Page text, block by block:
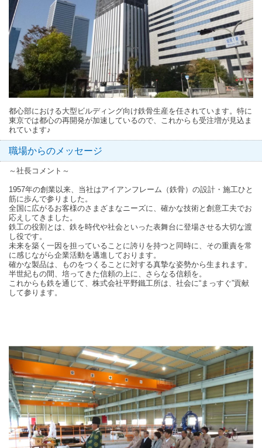
都心部における大型ビルディング向け鉄骨生産を任されています。特に
東京では都心の再開発が加速しているので、これからも受注増が見込ま
れています♪
職場からのメッセージ
～社長コメント～
1957年の創業以来、当社はアイアンフレーム（鉄骨）の設計・施工ひと
筋に歩んで参りました。
全国に広がるお客様のさまざまなニーズに、確かな技術と創意工夫でお
応えしてきました。
鉄工の役割とは、鉄を時代や社会といった表舞台に登場させる大切な渡
し役です。
未来を築く一因を担っていることに誇りを持つと同時に、その重責を常
に感じながら企業活動を邁進しております。
確かな製品は、ものをつくることに対する真摯な姿勢から生まれます。
半世紀もの間、培ってきた信頼の上に、さらなる信頼を。
これからも鉄を通じて、株式会社平野鐵工所は、社会に“まっすぐ”貢献
して参ります。